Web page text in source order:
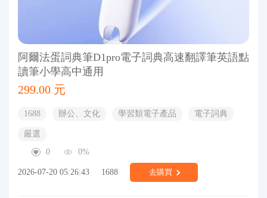
阿爾法蛋詞典筆D1pro電子詞典高速翻譯筆英語點
讀筆小學高中通用
299.00 元
1688 辦公、文化 學習類電子產品 電子詞典
嚴選
0
0%
2026-07-20 05:26:43 1688 去購買